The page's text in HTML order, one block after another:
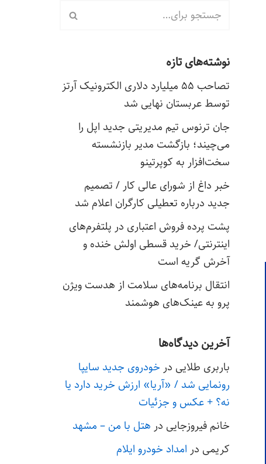
نوشته‌های تازه
تصاحب ۵۵ میلیارد دلاری الکترونیک آرتز
توسط عربستان نهایی شد
جان ترنوس تیم مدیریتی جدید اپل را
می‌چیند؛ بازگشت مدیر بازنشسته
سخت‌افزار به کوپرتینو
خبر داغ از شورای عالی کار / تصمیم
جدید درباره تعطیلی کارگران اعلام شد
پشت پرده فروش اعتباری در پلتفرم‌های
اینترنتی/ خرید قسطی اولش خنده و
آخرش گریه است
انتقال برنامه‌های سلامت از هدست ویژن
پرو به عینک‌های هوشمند
آخرین دیدگاه‌ها
باربری طلایی در خودروی جدید سایپا
رونمایی شد / «آریا» ارزش خرید دارد یا
نه؟ + عکس و جزئیات
خانم فیروزجایی در هتل با من – مشهد
کریمی در امداد خودرو ایلام